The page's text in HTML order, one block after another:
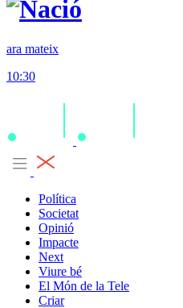
ara mateix
10:30
Política
Societat
Opinió
Impacte
Next
Viure bé
El Món de la Tele
Criar